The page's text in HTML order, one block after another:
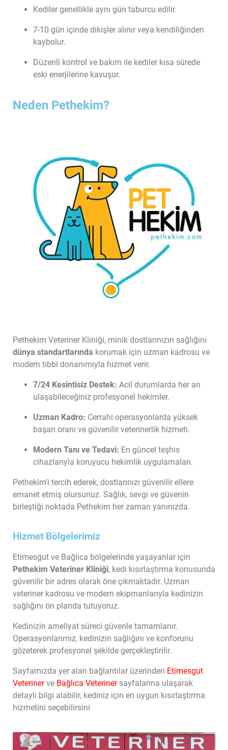
Kediler genellikle aynı gün taburcu edilir.
7-10 gün içinde dikişler alınır veya kendiliğinden
kaybolur.
Düzenli kontrol ve bakım ile kediler kısa sürede
eski enerjilerine kavuşur.
Neden Pethekim?
dünya standartlarında korumak için uzman kadrosu ve
modern tıbbi donanımıyla hizmet verir.
7/24 Kesintisiz Destek: Acil durumlarda her an
ulaşabileceğiniz profesyonel hekimler.
Uzman Kadro: Cerrahi operasyonlarda yüksek
başarı oranı ve güvenilir veterinerlik hizmeti.
Modern Tanı ve Tedavi: En güncel teşhis
cihazlarıyla koruyucu hekimlik uygulamaları.
Pethekim’i tercih ederek, dostlarınızı güvenilir ellere
emanet etmiş olursunuz. Sağlık, sevgi ve güvenin
birleştiği noktada Pethekim her zaman yanınızda.
Hizmet Bölgelerimiz
Pethekim Veteriner Kliniği, kedi kısırlaştırma konusunda
güvenilir bir adres olarak öne çıkmaktadır. Uzman
veteriner kadrosu ve modern ekipmanlarıyla kedinizin
sağlığını ön planda tutuyoruz.
Kedinizin ameliyat süreci güvenle tamamlanır.
Operasyonlarımız, kedinizin sağlığını ve konforunu
gözeterek profesyonel şekilde gerçekleştirilir.
Sayfamızda yer alan bağlantılar üzerinden Etimesgut
Veteriner ve Bağlıca Veteriner sayfalarına ulaşarak
detaylı bilgi alabilir, kediniz için en uygun kısırlaştırma
hizmetini seçebilirsini